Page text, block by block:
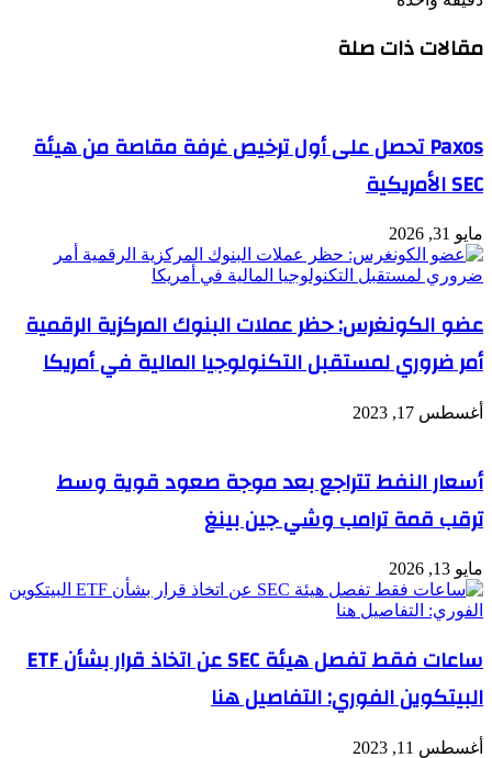
مقالات ذات صلة
Paxos تحصل على أول ترخيص غرفة مقاصة من هيئة
SEC الأمريكية
مايو 31, 2026
عضو الكونغرس: حظر عملات البنوك المركزية الرقمية
أمر ضروري لمستقبل التكنولوجيا المالية في أمريكا
أغسطس 17, 2023
أسعار النفط تتراجع بعد موجة صعود قوية وسط
ترقب قمة ترامب وشي جين بينغ
مايو 13, 2026
ساعات فقط تفصل هيئة SEC عن اتخاذ قرار بشأن ETF
البيتكوين الفوري: التفاصيل هنا
أغسطس 11, 2023